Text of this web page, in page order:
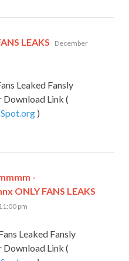
LEAKS says:
December
Leaked Fansly
Download Link (
)
-
ONLY FANS LEAKS
pm
Leaked Fansly
Download Link (